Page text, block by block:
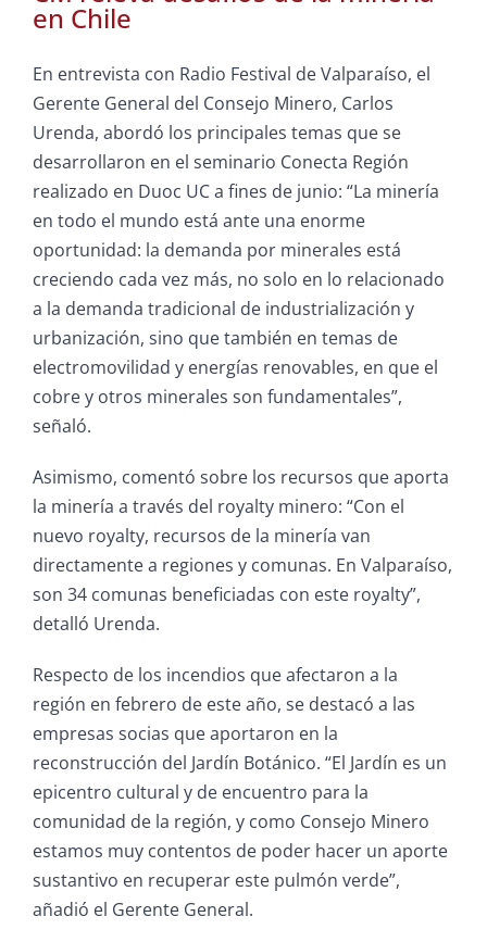
en Chile
En entrevista con Radio Festival de Valparaíso, el
Gerente General del Consejo Minero, Carlos
Urenda, abordó los principales temas que se
desarrollaron en el seminario Conecta Región
realizado en Duoc UC a fines de junio: “La minería
en todo el mundo está ante una enorme
oportunidad: la demanda por minerales está
creciendo cada vez más, no solo en lo relacionado
a la demanda tradicional de industrialización y
urbanización, sino que también en temas de
electromovilidad y energías renovables, en que el
cobre y otros minerales son fundamentales”,
señaló.
Asimismo, comentó sobre los recursos que aporta
la minería a través del royalty minero: “Con el
nuevo royalty, recursos de la minería van
directamente a regiones y comunas. En Valparaíso,
son 34 comunas beneficiadas con este royalty”,
detalló Urenda.
Respecto de los incendios que afectaron a la
región en febrero de este año, se destacó a las
empresas socias que aportaron en la
reconstrucción del Jardín Botánico. “El Jardín es un
epicentro cultural y de encuentro para la
comunidad de la región, y como Consejo Minero
estamos muy contentos de poder hacer un aporte
sustantivo en recuperar este pulmón verde”,
añadió el Gerente General.